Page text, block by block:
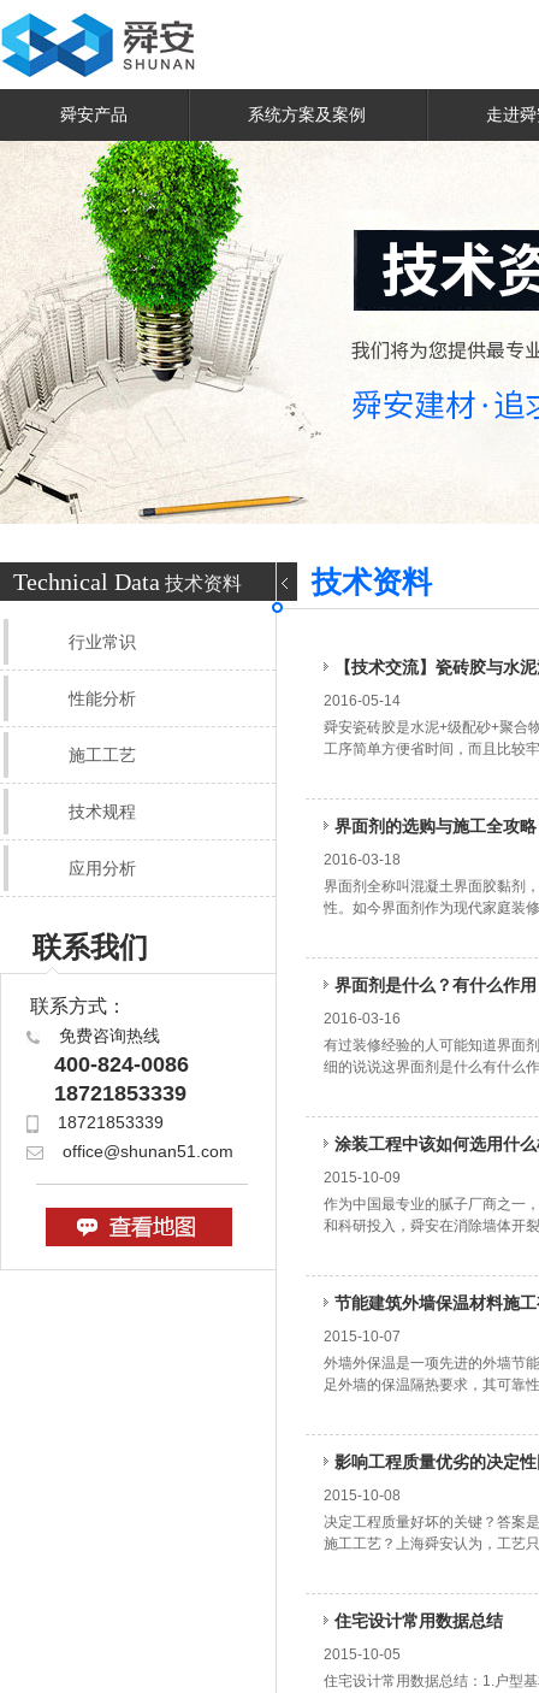
舜安产品 系统方案及案例 走进
Technical Data 技术资料
行业常识
性能分析
施工工艺
技术规程
应用分析
联系我们
联系方式：
免费咨询热线
400-824-0086
18721853339
18721853339
office@shunan51.com
技术资料
【技术交流】瓷砖胶与水
2016-05-14
舜安瓷砖胶是水泥+级配砂+聚合
工序简单方便省时间，而且比较
界面剂的选购与施工全攻略
2016-03-18
界面剂全称叫混凝土界面胶黏剂
性。如今界面剂作为现代家庭装
界面剂是什么？有什么作
2016-03-16
有过装修经验的人可能知道界面
细的说说这界面剂是什么有什么
涂装工程中该如何选用什
2015-10-09
作为中国最专业的腻子厂商之一
和科研投入，舜安在消除墙体开
节能建筑外墙保温材料施
2015-10-07
外墙外保温是一项先进的外墙节
足外墙的保温隔热要求，其可靠
影响工程质量优劣的决定
2015-10-08
决定工程质量好坏的关键？答案
施工工艺？上海舜安认为，工艺
住宅设计常用数据总结
2015-10-05
住宅设计常用数据总结：1.户型